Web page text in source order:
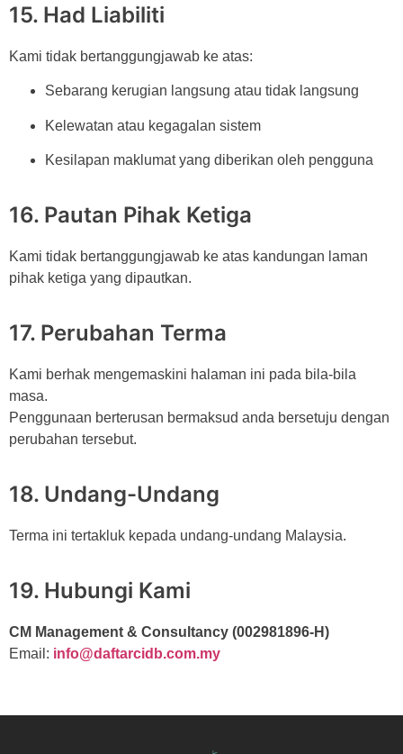
15. Had Liabiliti
Kami tidak bertanggungjawab ke atas:
Sebarang kerugian langsung atau tidak langsung
Kelewatan atau kegagalan sistem
Kesilapan maklumat yang diberikan oleh pengguna
16. Pautan Pihak Ketiga
Kami tidak bertanggungjawab ke atas kandungan laman
pihak ketiga yang dipautkan.
17. Perubahan Terma
Kami berhak mengemaskini halaman ini pada bila-bila
masa.
Penggunaan berterusan bermaksud anda bersetuju dengan
perubahan tersebut.
18. Undang-Undang
Terma ini tertakluk kepada undang-undang Malaysia.
19. Hubungi Kami
CM Management & Consultancy (002981896-H)
Email: info@daftarcidb.com.my